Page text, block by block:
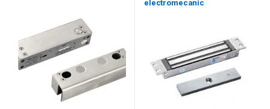
electromecanic